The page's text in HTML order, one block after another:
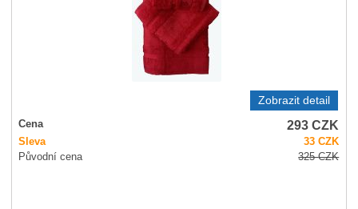
Zobrazit detail
Cena 293CZK
Sleva 33CZK
Původní cena
325CZK